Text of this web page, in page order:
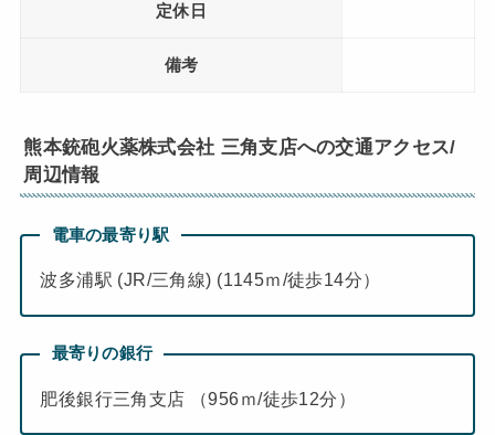
定休日
備考
熊本銃砲火薬株式会社 三角支店への交通アクセス/
周辺情報
電車の最寄り駅
波多浦駅 (JR/三角線) (1145ｍ/徒歩14分）
最寄りの銀行
肥後銀行三角支店 （956ｍ/徒歩12分）